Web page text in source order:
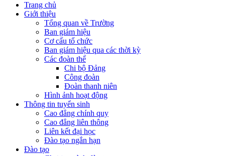
Trang chủ
Giới thiệu
Tổng quan về Trường
Ban giám hiệu
Cơ cấu tổ chức
Ban giám hiệu qua các thời kỳ
Các đoàn thể
Chi bộ Đảng
Công đoàn
Đoàn thanh niên
Hình ảnh hoạt động
Thông tin tuyển sinh
Cao đẳng chính quy
Cao đẳng liên thông
Liên kết đại học
Đào tạo ngắn hạn
Đào tạo